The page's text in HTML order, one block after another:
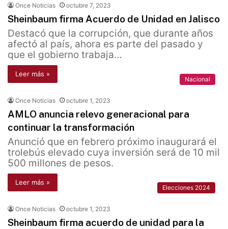
Once Noticias octubre 7, 2023
Sheinbaum firma Acuerdo de Unidad en Jalisco
Destacó que la corrupción, que durante años
afectó al país, ahora es parte del pasado y
que el gobierno trabaja…
Leer más »
Nacional
Once Noticias octubre 1, 2023
AMLO anuncia relevo generacional para
continuar la transformación
Anunció que en febrero próximo inaugurará el
trolebús elevado cuya inversión será de 10 mil
500 millones de pesos.
Leer más »
Elecciones 2024
Once Noticias octubre 1, 2023
Sheinbaum firma acuerdo de unidad para la